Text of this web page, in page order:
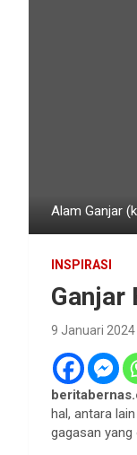
Alam Ganjar
INSPIRASI
Ganjar
9 Januari 2024
hal, antara
gagasan yang